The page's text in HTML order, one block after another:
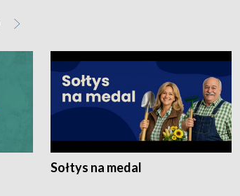
Sołtys na medal